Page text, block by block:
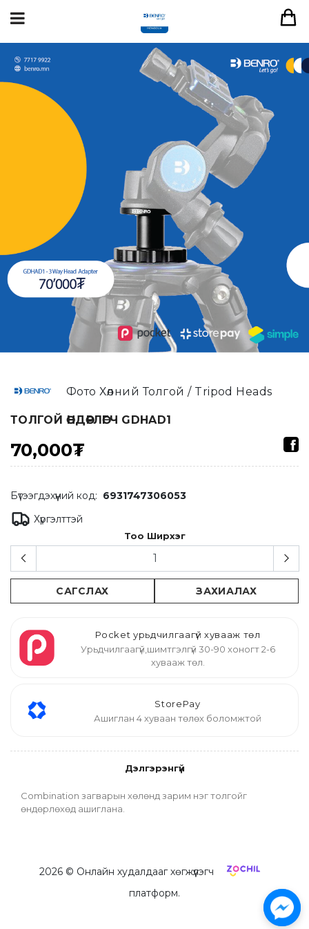
Фото Хөлний Толгой / Tripod Heads
ТОЛГОЙ ӨНДӨРЛӨГЧ GDHAD1
70,000₮
Бүтээгдэхүүний код: 6931747306053
Хүргэлттэй
Тоо Ширхэг
САГСЛАХ ЗАХИАЛАХ
Pocket урьдчилгаагүй хувааж төл
Урьдчилгаагүй,шимтгэлгүй 30-90 хоногт 2-6
хувааж төл.
StorePay
Ашиглан 4 хуваан төлөх боломжтой
Дэлгэрэнгүй
Combination загварын хөлөнд зарим нэг толгойг
өндөрлөхөд ашиглана.
2026© Онлайн худалдааг хөгжүүлэгч
платформ.